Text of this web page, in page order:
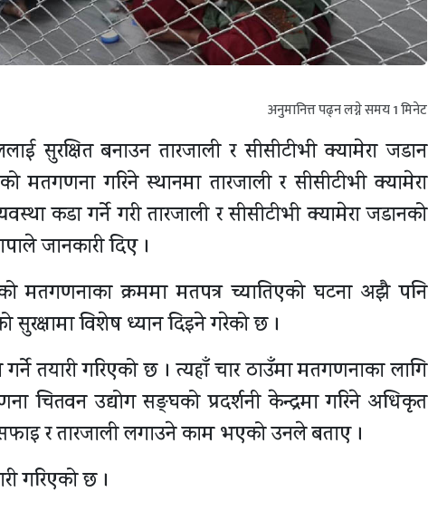
अनुमानित्त पढ्न लग्ने समय1मिनेट
सुरक्षित बनाउन तारजाली र सीसीटीभी क्यामेरा जडान
मतगणना गरिने स्थानमा तारजाली र सीसीटीभी क्यामेरा
कडा गर्ने गरी तारजाली र सीसीटीभी क्यामेरा जडानको
जानकारी दिए ।
मतगणनाका क्रममा मतपत्र च्यातिएको घटना अझै पनि
विशेष ध्यान दिइने गरेको छ ।
तयारी गरिएको छ । त्यहाँ चार ठाउँमा मतगणनाका लागि
चितवन उद्योग सङ्घको प्रदर्शनी केन्द्रमा गरिने अधिकृत
र तारजाली लगाउने काम भएको उनले बताए ।
गरिएको छ ।